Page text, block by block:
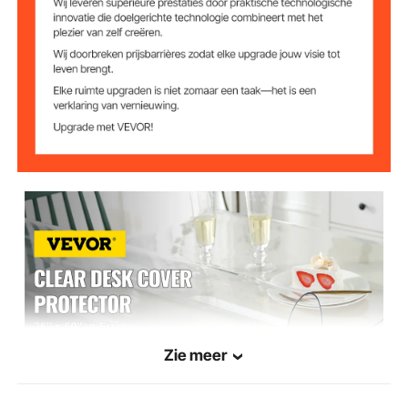
Afmetingen
tafelkleed
Productafmetinge
36 x 60 inch / 91,4 x 152,4
cm
Productgewicht 3 kg
Zie meer